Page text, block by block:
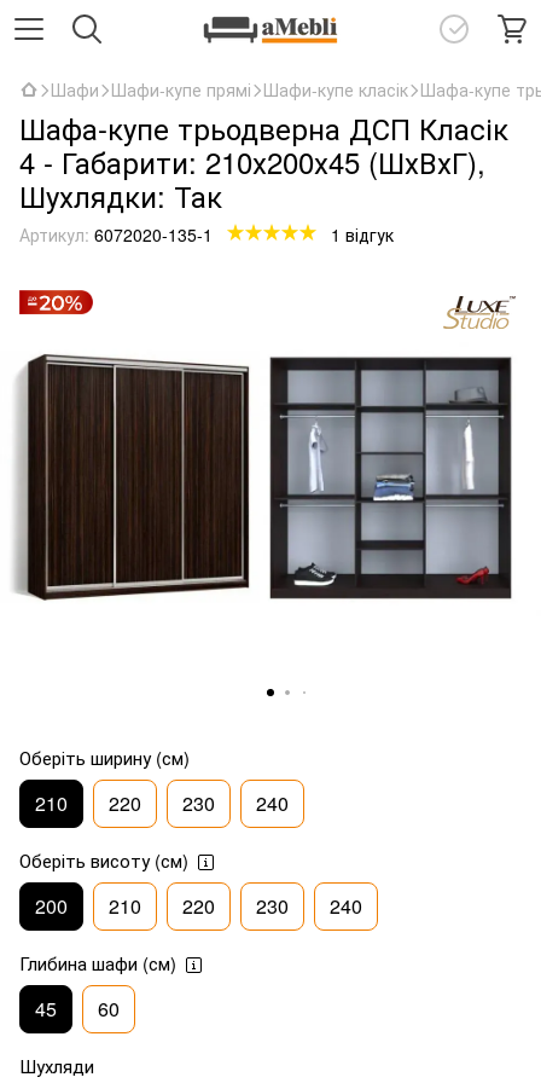
Шафи Шафи-купе прямі Шафи-купе класік Шафа-купе
Шафа-купе трьодверна ДСП Класік
4 - Габарити: 210х200х45 (ШхВхГ),
Шухлядки: Так
Артикул: 6072020-135-1 1 відгук
Оберіть ширину (см)
210 220 230 240
Оберіть висоту (см)
200 210 220 230 240
Глибина шафи (см)
45 60
Шухляди